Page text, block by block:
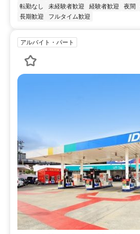
転勤なし
未経験者歓迎 経験者歓迎 夜間
長期歓迎
フルタイム歓迎
アルバイト・パート